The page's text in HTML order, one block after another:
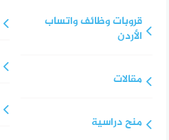
قروبات وظائف واتساب
الأردن
مقالات
منح دراسية